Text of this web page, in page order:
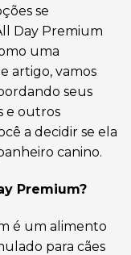
se
Day Premium
uma
artigo, vamos
seus
e outros
a decidir se ela
canino.
Premium?
é um alimento
para cães